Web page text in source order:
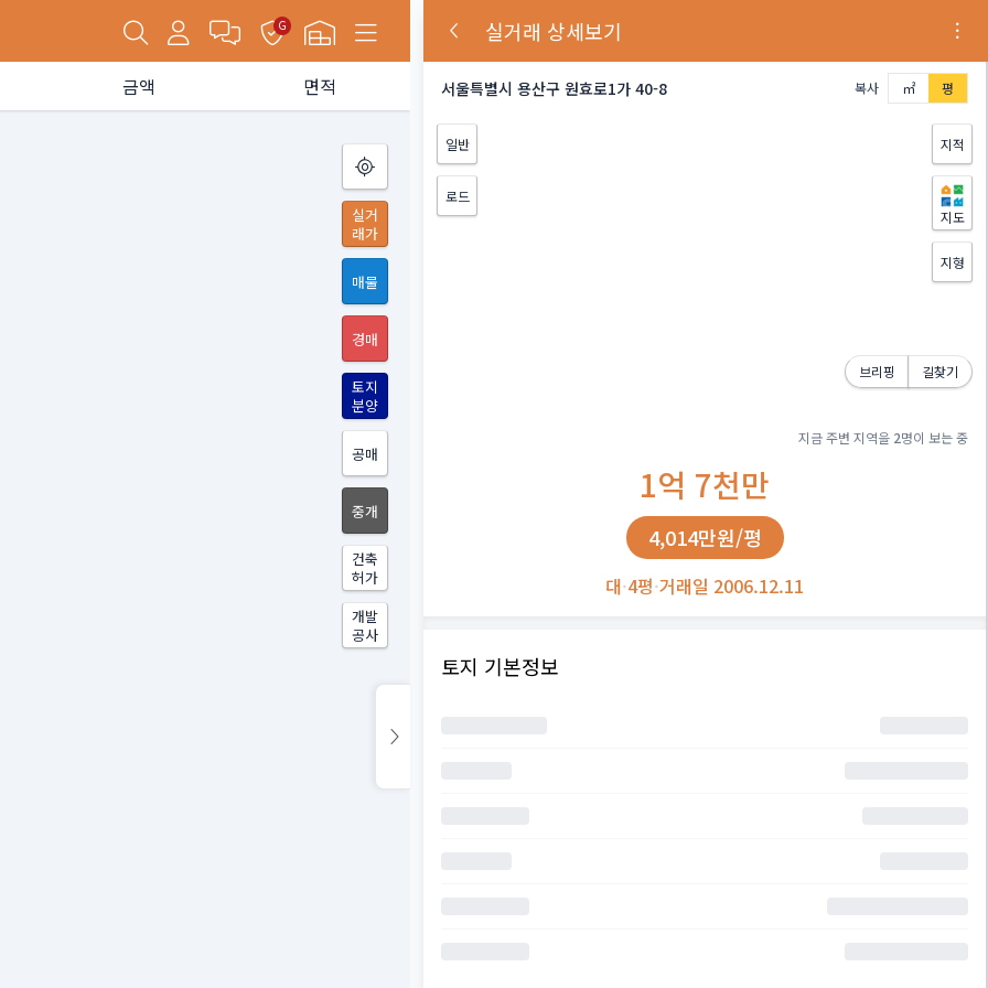
G
금액 면적
실거
래가
매물
경매
토지
분양
공매
중개
건축
허가
개발
공사
실거래 상세보기
서울특별시 용산구 원효로1가 40-8 복사 ㎡ 평
일반
로드
지적
지도
지형
브리핑 길찾기
지금 주변 지역을 2명이 보는 중
1억 7천만
4,014만원/평
대·4평·거래일 2006.12.11
토지 기본정보